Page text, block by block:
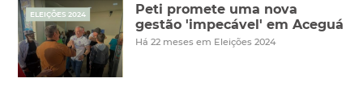
ELEIÇÕES 2024
Peti promete uma nova
gestão 'impecável' em Aceguá
Há 22 meses em Eleições 2024